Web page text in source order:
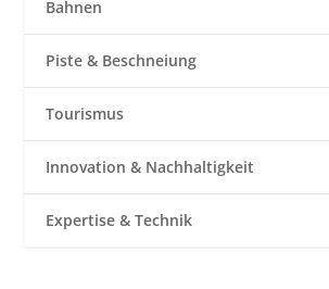
Bahnen
Piste & Beschneiung
Tourismus
Innovation & Nachhaltigkeit
Expertise & Technik